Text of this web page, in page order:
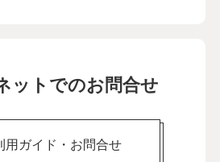
ットでのお問合せ
用ガイド・お問合せ